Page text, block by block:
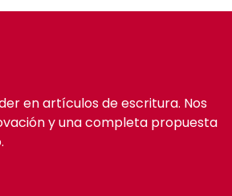
en artículos de escritura. Nos
y una completa propuesta